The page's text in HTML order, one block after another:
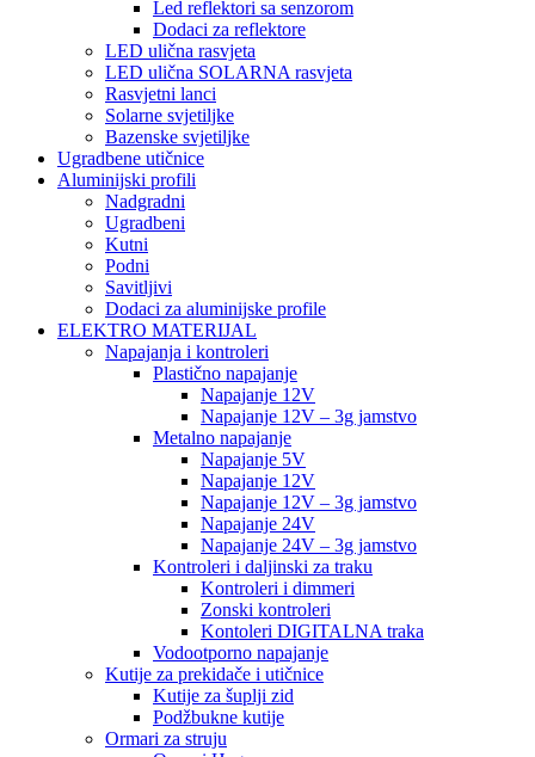
Led reflektori sa senzorom
Dodaci za reflektore
LED ulična rasvjeta
LED ulična SOLARNA rasvjeta
Rasvjetni lanci
Solarne svjetiljke
Bazenske svjetiljke
Ugradbene utičnice
Aluminijski profili
Nadgradni
Ugradbeni
Kutni
Podni
Savitljivi
Dodaci za aluminijske profile
ELEKTRO MATERIJAL
Napajanja i kontroleri
Plastično napajanje
Napajanje 12V
Napajanje 12V – 3g jamstvo
Metalno napajanje
Napajanje 5V
Napajanje 12V
Napajanje 12V – 3g jamstvo
Napajanje 24V
Napajanje 24V – 3g jamstvo
Kontroleri i daljinski za traku
Kontroleri i dimmeri
Zonski kontroleri
Kontoleri DIGITALNA traka
Vodootporno napajanje
Kutije za prekidače i utičnice
Kutije za šuplji zid
Podžbukne kutije
Ormari za struju